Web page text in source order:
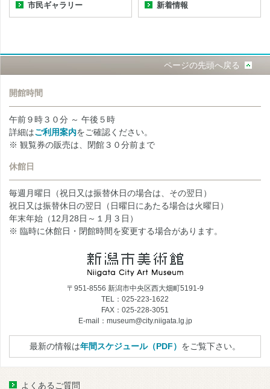
市民ギャラリー 新着情報
ページの先頭へ戻る
開館時間
午前９時３０分 ～ 午後５時
詳細はご利用案内をご確認ください。
※ 観覧券の販売は、閉館３０分前まで
休館日
毎週月曜日（祝日又は振替休日の場合は、その翌日）
祝日又は振替休日の翌日（日曜日にあたる場合は火曜日）
年末年始（12月28日～１月３日）
※ 臨時に休館日・閉館時間を変更する場合があります。
〒951-8556 新潟市中央区西大畑町5191-9
TEL：025-223-1622
FAX：025-228-3051
E-mail：museum@city.niigata.lg.jp
最新の情報は年間スケジュール（PDF） をご覧下さい。
よくあるご質問